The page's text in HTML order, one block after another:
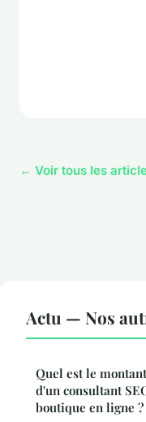
← Voir tous les
Actu — Nos
Quel est le
d'un consultant
boutique en ligne ?